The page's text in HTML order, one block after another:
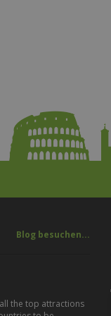
Blog besuchen...
the top attractions